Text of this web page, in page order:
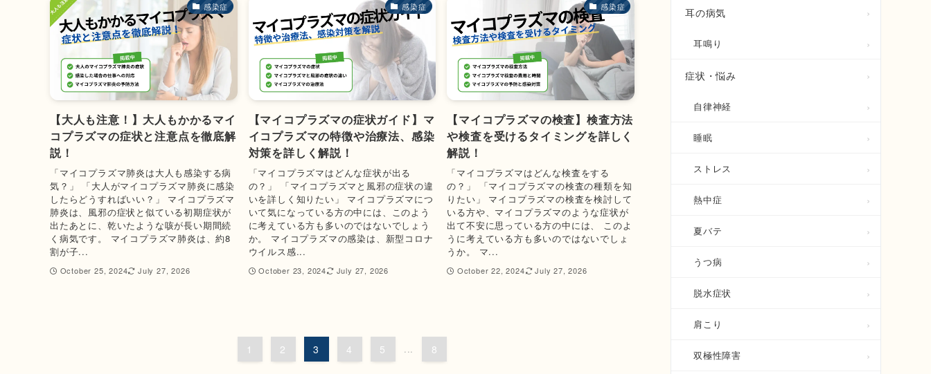
感染症
【大人も注意！】大人もかかるマイ
コプラズマの症状と注意点を徹底解
説！
「マイコプラズマ肺炎は大人も感染する病
気？」 「大人がマイコプラズマ肺炎に感染
したらどうすればいい？」 マイコプラズマ
肺炎は、風邪の症状と似ている初期症状が
出たあとに、乾いたような咳が長い期間続
く病気です。 マイコプラズマ肺炎は、約8
割が子...
October 25, 2024 July 27, 2026
感染症
【マイコプラズマの症状ガイド】マ
イコプラズマの特徴や治療法、感染
対策を詳しく解説！
「マイコプラズマはどんな症状が出る
の？」 「マイコプラズマと風邪の症状の違
いを詳しく知りたい」 マイコプラズマにつ
いて気になっている方の中には、このよう
に考えている方も多いのではないでしょう
か。 マイコプラズマの感染は、新型コロナ
ウイルス感...
October 23, 2024 July 27, 2026
感染症
【マイコプラズマの検査】検査方法
や検査を受けるタイミングを詳しく
解説！
「マイコプラズマはどんな検査をする
の？」 「マイコプラズマの検査の種類を知
りたい」 マイコプラズマの検査を検討して
いる方や、マイコプラズマのような症状が
出て不安に思っている方の中には、 このよ
うに考えている方も多いのではないでしょ
うか。 マ...
October 22, 2024 July 27, 2026
1 2 3 4 5 ... 8
耳の病気
耳鳴り
症状・悩み
自律神経
睡眠
ストレス
熱中症
夏バテ
うつ病
脱水症状
肩こり
双極性障害